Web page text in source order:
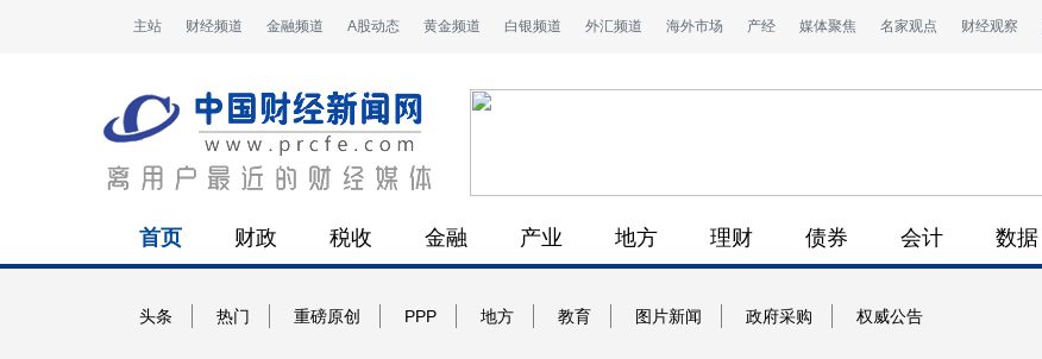
主站 财经频道 金融频道 A股动态 黄金频道 白银频道 外汇频道 海外市场 产经 媒体聚焦 名家观点 财经观察
首页 财政 税收 金融 产业 地方 理财 债券 会计 数据
头条 热门 重磅原创 PPP 地方 教育 图片新闻 政府采购 权威公告